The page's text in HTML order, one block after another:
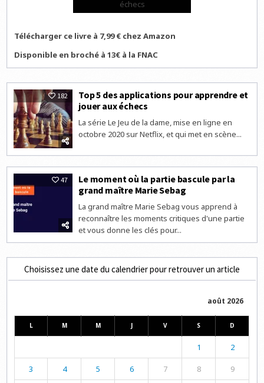
échecs
Télécharger ce livre à 7,99 € chez Amazon
Disponible en broché à 13€ à la FNAC
182
Top 5 des applications pour apprendre et
jouer aux échecs
La série Le Jeu de la dame, mise en ligne en
octobre 2020 sur Netflix, et qui met en scène...
47
Le moment où la partie bascule par la
grand maître Marie Sebag
La grand maître Marie Sebag vous apprend à
reconnaître les moments critiques d'une partie
et vous donne les clés pour...
Choisissez une date du calendrier pour retrouver un article
août 2026
L M M J V S D
1 2
3 4 5 6 7 8 9